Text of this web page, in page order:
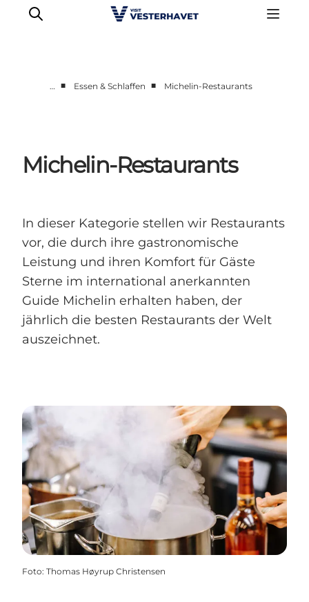
Unsere Städte
Essen & Übernachtung
Plane deine Reise
… ■ Essen & Schlaffen ■ Michelin-Restaurants
Michelin-Restaurants
In dieser Kategorie stellen wir Restaurants
vor, die durch ihre gastronomische
Leistung und ihren Komfort für Gäste
Sterne im international anerkannten
Guide Michelin erhalten haben, der
jährlich die besten Restaurants der Welt
auszeichnet.
Foto: Thomas Høyrup Christensen